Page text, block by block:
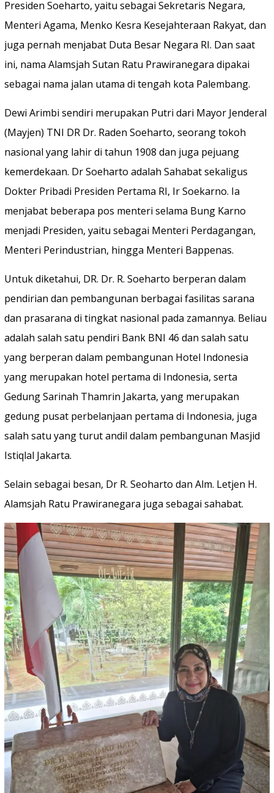
Presiden Soeharto, yaitu sebagai Sekretaris Negara,
Menteri Agama, Menko Kesra Kesejahteraan Rakyat, dan
juga pernah menjabat Duta Besar Negara RI. Dan saat
ini, nama Alamsjah Sutan Ratu Prawiranegara dipakai
sebagai nama jalan utama di tengah kota Palembang.
Dewi Arimbi sendiri merupakan Putri dari Mayor Jenderal
(Mayjen) TNI DR Dr. Raden Soeharto, seorang tokoh
nasional yang lahir di tahun 1908 dan juga pejuang
kemerdekaan. Dr Soeharto adalah Sahabat sekaligus
Dokter Pribadi Presiden Pertama RI, Ir Soekarno. Ia
menjabat beberapa pos menteri selama Bung Karno
menjadi Presiden, yaitu sebagai Menteri Perdagangan,
Menteri Perindustrian, hingga Menteri Bappenas.
Untuk diketahui, DR. Dr. R. Soeharto berperan dalam
pendirian dan pembangunan berbagai fasilitas sarana
dan prasarana di tingkat nasional pada zamannya. Beliau
adalah salah satu pendiri Bank BNI 46 dan salah satu
yang berperan dalam pembangunan Hotel Indonesia
yang merupakan hotel pertama di Indonesia, serta
Gedung Sarinah Thamrin Jakarta, yang merupakan
gedung pusat perbelanjaan pertama di Indonesia, juga
salah satu yang turut andil dalam pembangunan Masjid
Istiqlal Jakarta.
Selain sebagai besan, Dr R. Seoharto dan Alm. Letjen H.
Alamsjah Ratu Prawiranegara juga sebagai sahabat.